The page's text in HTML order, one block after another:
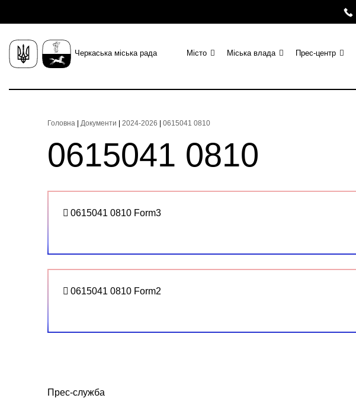
Черкаська міська рада Місто Міська влада Прес-центр
Головна Документи 2024-2026 0615041 0810
0615041 0810
0615041 0810 Form3
0615041 0810 Form2
Прес-служба